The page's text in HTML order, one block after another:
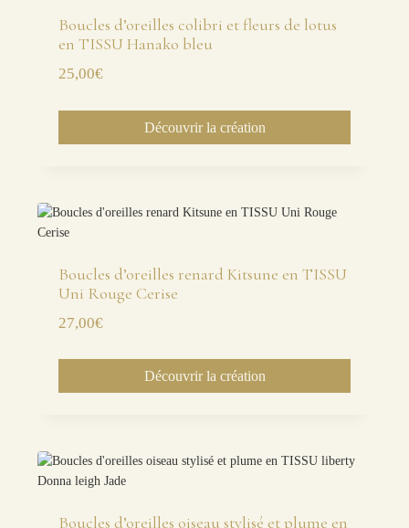
Boucles d’oreilles colibri et fleurs de lotus
en TISSU Hanako bleu
25,00€
Découvrir la création
Boucles d’oreilles renard Kitsune en TISSU
Uni Rouge Cerise
27,00€
Découvrir la création
Boucles d’oreilles oiseau stylisé et plume en